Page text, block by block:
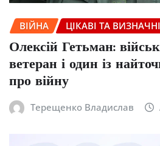
ВІЙНА ЦІКАВІ ТА
Олексій Гетьман:
ветеран і один із
про війну
Терещенко Владислав